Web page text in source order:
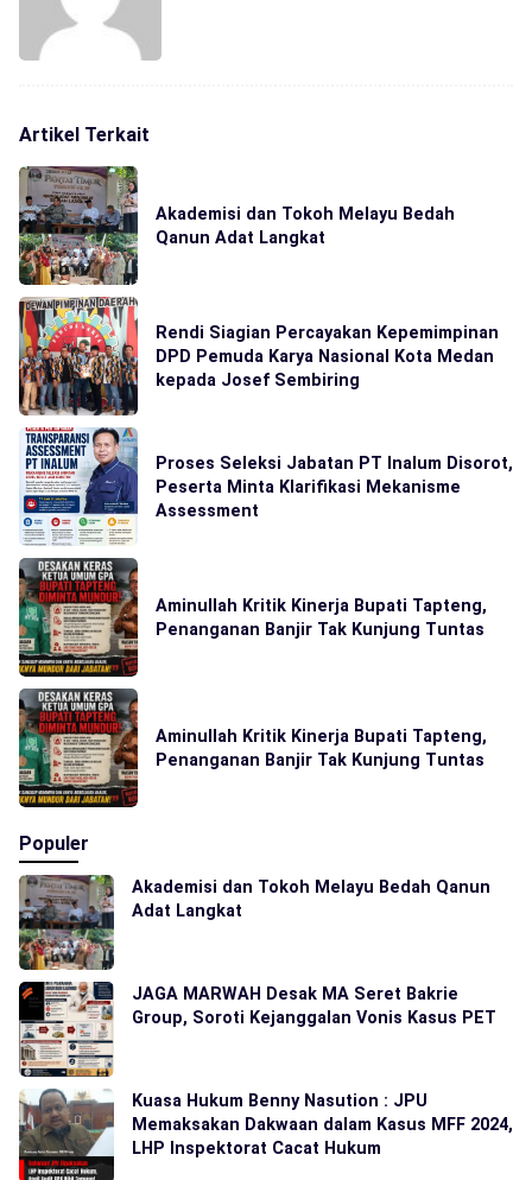
Artikel Terkait
Akademisi dan Tokoh Melayu Bedah
Qanun Adat Langkat
Rendi Siagian Percayakan Kepemimpinan
DPD Pemuda Karya Nasional Kota Medan
kepada Josef Sembiring
Proses Seleksi Jabatan PT Inalum Disorot,
Peserta Minta Klarifikasi Mekanisme
Assessment
Aminullah Kritik Kinerja Bupati Tapteng,
Penanganan Banjir Tak Kunjung Tuntas
Aminullah Kritik Kinerja Bupati Tapteng,
Penanganan Banjir Tak Kunjung Tuntas
Populer
Akademisi dan Tokoh Melayu Bedah Qanun
Adat Langkat
JAGA MARWAH Desak MA Seret Bakrie
Group, Soroti Kejanggalan Vonis Kasus PET
Kuasa Hukum Benny Nasution : JPU
Memaksakan Dakwaan dalam Kasus MFF 2024,
LHP Inspektorat Cacat Hukum